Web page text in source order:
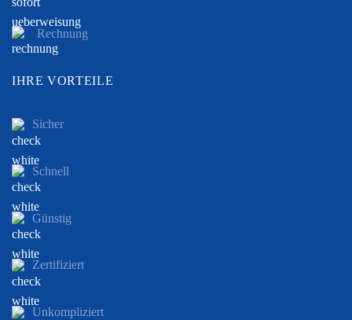
Rechnung
IHRE VORTEILE
Sicher
Schnell
Günstig
Zertifiziert
Unkompliziert